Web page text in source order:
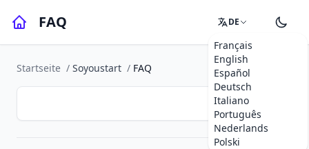
FAQ DE
Français
English
Español
Deutsch
Italiano
Português
Nederlands
Polski
Startseite / Soyoustart / FAQ